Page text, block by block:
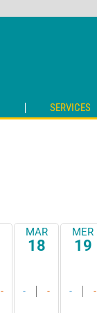
SERVICES
-
MAR
18
- -
MER
19
- -